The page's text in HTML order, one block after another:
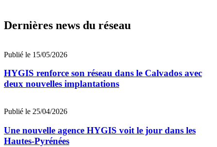
Dernières news du réseau
Publié le 15/05/2026
HYGIS renforce son réseau dans le Calvados avec
deux nouvelles implantations
Publié le 25/04/2026
Une nouvelle agence HYGIS voit le jour dans les
Hautes-Pyrénées